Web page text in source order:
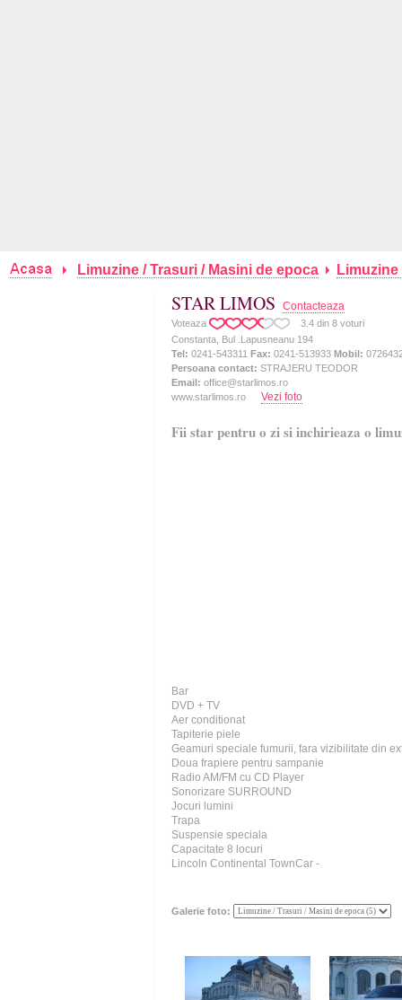
Limuzine / Trasuri / Masini de epoca
STAR LIMOS Contacteaza
Voteaza 3.4din 8voturi
Constanta, Bul .lapusneanu 194
Tel: 0241-543311 Fax: 0241-513933 Mobil:
Persoana contact: STRAJERU TEODOR
Email: office@starlimos.ro
www.starlimos.ro
Vezi foto
Fii star pentru o zi si inchirieaza o
Bar
DVD + TV
Aer conditionat
Tapiterie piele
Geamuri speciale fumurii, fara vizibilitate din
Doua frapiere pentru sampanie
Radio AM/FM cu CD Player
Sonorizare SURROUND
Jocuri lumini
Trapa
Suspensie speciala
Capacitate 8 locuri
Lincoln Continental TownCar -
Galerie foto: